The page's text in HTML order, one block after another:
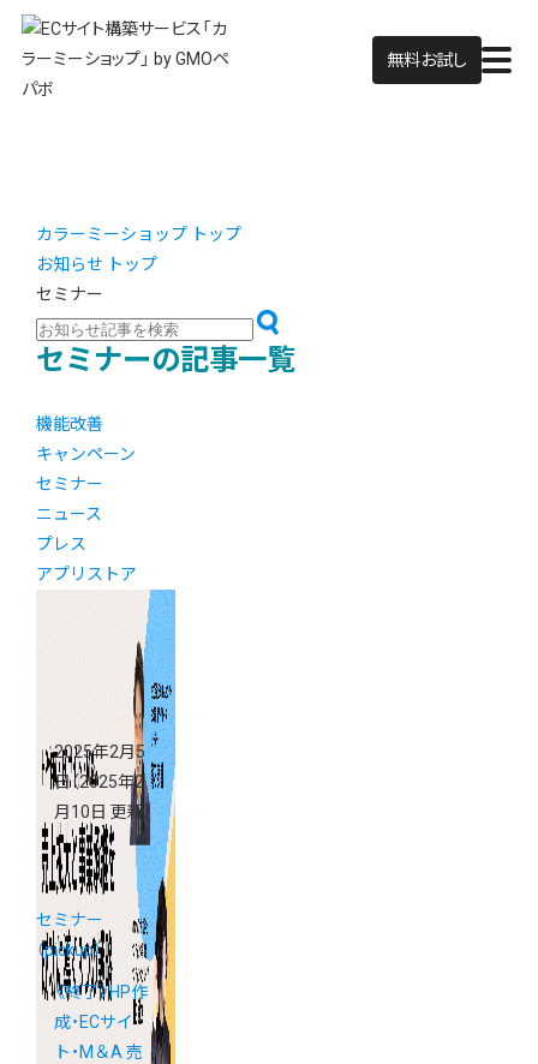
無料お試し
カラーミーショップ トップ
お知らせ トップ
セミナー
セミナーの記事一覧
機能改善
キャンペーン
セミナー
ニュース
プレス
アプリストア
2025年2月5
日（2025年2
月10日 更新）
セミナー
（pickup）
《終了》HP作
成・ECサイ
ト・M＆A 売